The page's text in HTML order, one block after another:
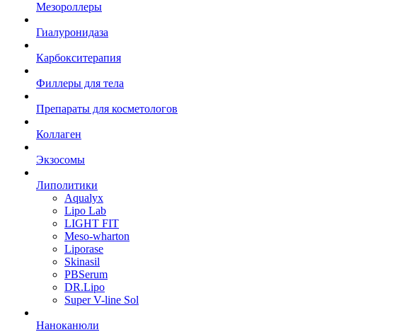
Мезороллеры
Гиалуронидаза
Карбокситерапия
Филлеры для тела
Препараты для косметологов
Коллаген
Экзосомы
Липолитики
Aqualyx
Lipo Lab
LIGHT FIT
Meso-wharton
Liporase
Skinasil
PBSerum
DR.Lipo
Super V-line Sol
Наноканюли